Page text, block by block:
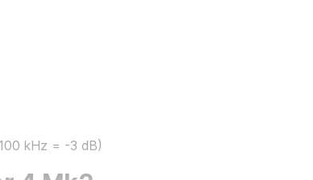
kHz = -3 dB)